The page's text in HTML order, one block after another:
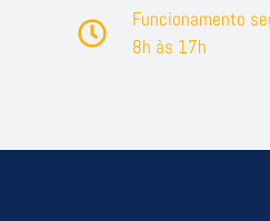
Funcionamento
8h às 17h